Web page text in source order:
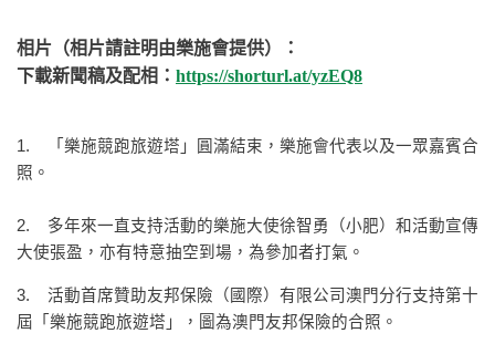
相片（相片請註明由樂施會提供）：
下載新聞稿及配相： https://shorturl.at/yzEQ8
1. 「樂施競跑旅遊塔」圓滿結束，樂施會代表以及一眾嘉賓合
照。
2. 多年來一直支持活動的樂施大使徐智勇（小肥）和活動宣傳
大使張盈，亦有特意抽空到場，為參加者打氣。
3. 活動首席贊助友邦保險（國際）有限公司澳門分行支持第十
屆「樂施競跑旅遊塔」，圖為澳門友邦保險的合照。